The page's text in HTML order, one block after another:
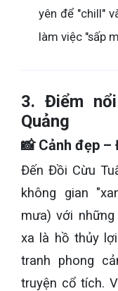
yên để "chill"
làm việc "sấp
3. Điểm
Quảng
📸 Cảnh đẹp
Đến Đồi Cừu
không gian
mưa) với
xa là hồ thủy
tranh phong
truyện cổ tích.